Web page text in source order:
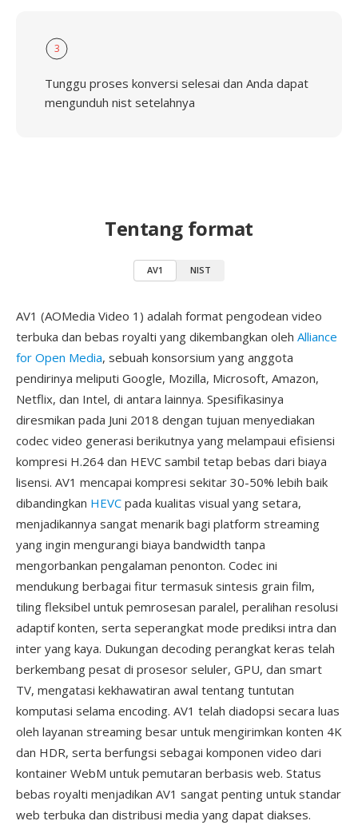
3
Tunggu proses konversi selesai dan Anda dapat
mengunduh nist setelahnya
Tentang format
AV1 NIST
AV1 (AOMedia Video 1) adalah format pengodean video
terbuka dan bebas royalti yang dikembangkan oleh Alliance
for Open Media, sebuah konsorsium yang anggota
pendirinya meliputi Google, Mozilla, Microsoft, Amazon,
Netflix, dan Intel, di antara lainnya. Spesifikasinya
diresmikan pada Juni 2018 dengan tujuan menyediakan
codec video generasi berikutnya yang melampaui efisiensi
kompresi H.264 dan HEVC sambil tetap bebas dari biaya
lisensi. AV1 mencapai kompresi sekitar 30-50% lebih baik
dibandingkan HEVC pada kualitas visual yang setara,
menjadikannya sangat menarik bagi platform streaming
yang ingin mengurangi biaya bandwidth tanpa
mengorbankan pengalaman penonton. Codec ini
mendukung berbagai fitur termasuk sintesis grain film,
tiling fleksibel untuk pemrosesan paralel, peralihan resolusi
adaptif konten, serta seperangkat mode prediksi intra dan
inter yang kaya. Dukungan decoding perangkat keras telah
berkembang pesat di prosesor seluler, GPU, dan smart
TV, mengatasi kekhawatiran awal tentang tuntutan
komputasi selama encoding. AV1 telah diadopsi secara luas
oleh layanan streaming besar untuk mengirimkan konten 4K
dan HDR, serta berfungsi sebagai komponen video dari
kontainer WebM untuk pemutaran berbasis web. Status
bebas royalti menjadikan AV1 sangat penting untuk standar
web terbuka dan distribusi media yang dapat diakses.